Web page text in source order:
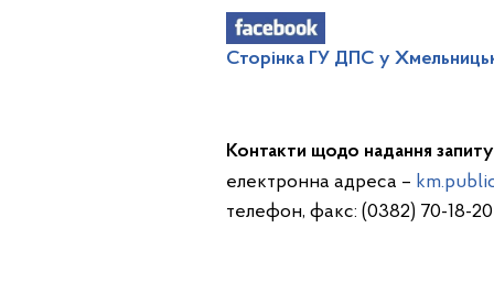
Сторінка ГУ ДПС у
Контакти щодо надання
електронна адреса –
телефон, факс: (0382) 70-18-20